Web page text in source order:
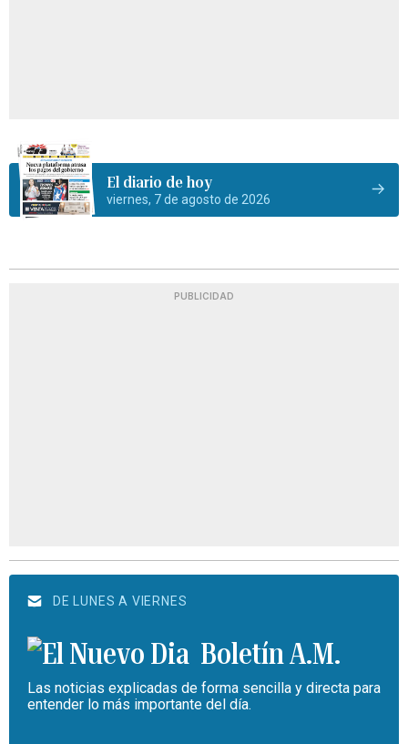
El diario de hoy
viernes, 7 de agosto de 2026
PUBLICIDAD
DE LUNES A VIERNES
Boletín A.M.
Las noticias explicadas de forma sencilla y directa para
entender lo más importante del día.